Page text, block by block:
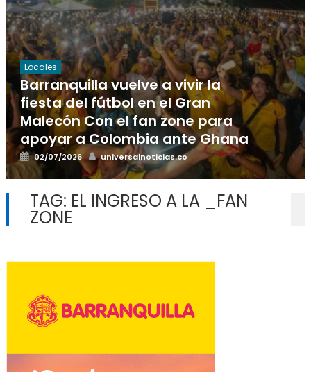
Locales
Barranquilla vuelve a vivir la
fiesta del fútbol en el Gran
Malecón Con el fan zone para
apoyar a Colombia ante Ghana
Posted
on
02/07/2026 Author
universalnoticias.co
TAG: EL INGRESO A LA _FAN
ZONE